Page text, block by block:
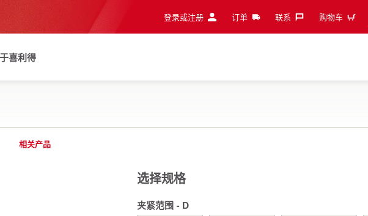
登录或注册 订单 联系‎ 购物车
喜利得
相关产品
选择规格
夹紧范围 - D